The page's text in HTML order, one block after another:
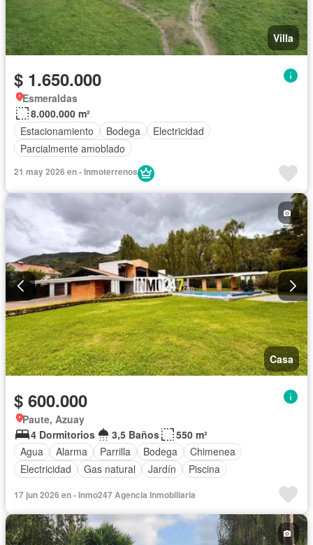
Villa
$ 1.650.000
Esmeraldas
8.000.000 m²
Estacionamiento
Bodega
Electricidad
Parcialmente amoblado
21 may 2026 en - Inmoterrenos
Casa
$ 600.000
Paute, Azuay
4 Dormitorios
3,5 Baños
550 m²
Agua
Alarma Parrilla Bodega
Chimenea
Electricidad
Gas natural Jardín Piscina
17 jun 2026 en - Inmo247 Agencia Inmobiliaria